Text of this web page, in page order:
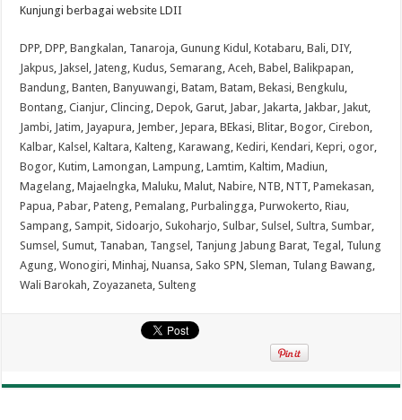
Kunjungi berbagai website LDII
DPP ,DPP ,Bangkalan Tanaroja ,Gunung Kidul ,Kotabaru ,Bali ,DIY,
Jakpus Jaksel Jateng ,Kudus ,Semarang ,Aceh ,Babel ,Balikpapan
Bandung ,Banten ,Banyuwangi ,Batam ,Batam ,Bekasi ,Bengkulu
Bontang ,Cianjur ,Clincing ,Depok ,Garut Jabar Jakarta Jakbar Jakut
Jambi Jatim Jayapura Jember Jepara ,BEkasi ,Blitar ,Bogor ,Cirebon
Kalbar ,Kalsel ,Kaltara ,Kalteng ,Karawang ,Kediri ,Kendari ,Kepri ,ogor
Bogor ,Kutim ,Lamongan ,Lampung ,Lamtim ,Kaltim ,Madiun
Magelang ,Majaelngka ,Maluku ,Malut ,Nabire ,NTB ,NTT ,Pamekasan
Papua ,Pabar ,Pateng ,Pemalang ,Purbalingga ,Purwokerto ,Riau
Sampang ,Sampit ,Sidoarjo ,Sukoharjo ,Sulbar ,Sulsel ,Sultra ,Sumbar
Sumsel ,Sumut Tanaban Tangsel Tanjung Jabung Barat Tegal Tulung
Agung ,Wonogiri ,Minhaj ,Nuansa ,Sako SPN ,Sleman Tulang Bawang
Wali Barokah Zoyazaneta ,Sulteng